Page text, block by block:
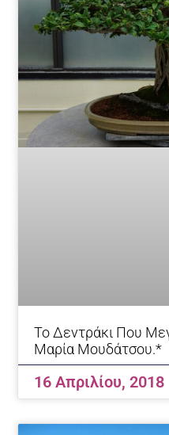
To Δεντράκι Που
Μαρία Μουδάτσου.*
16 Απριλίου, 2018